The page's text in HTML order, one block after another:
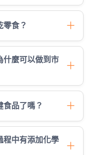
零食？ ＋
什麼可以做到市
＋
食品了嗎？ ＋
程中有添加化學
＋